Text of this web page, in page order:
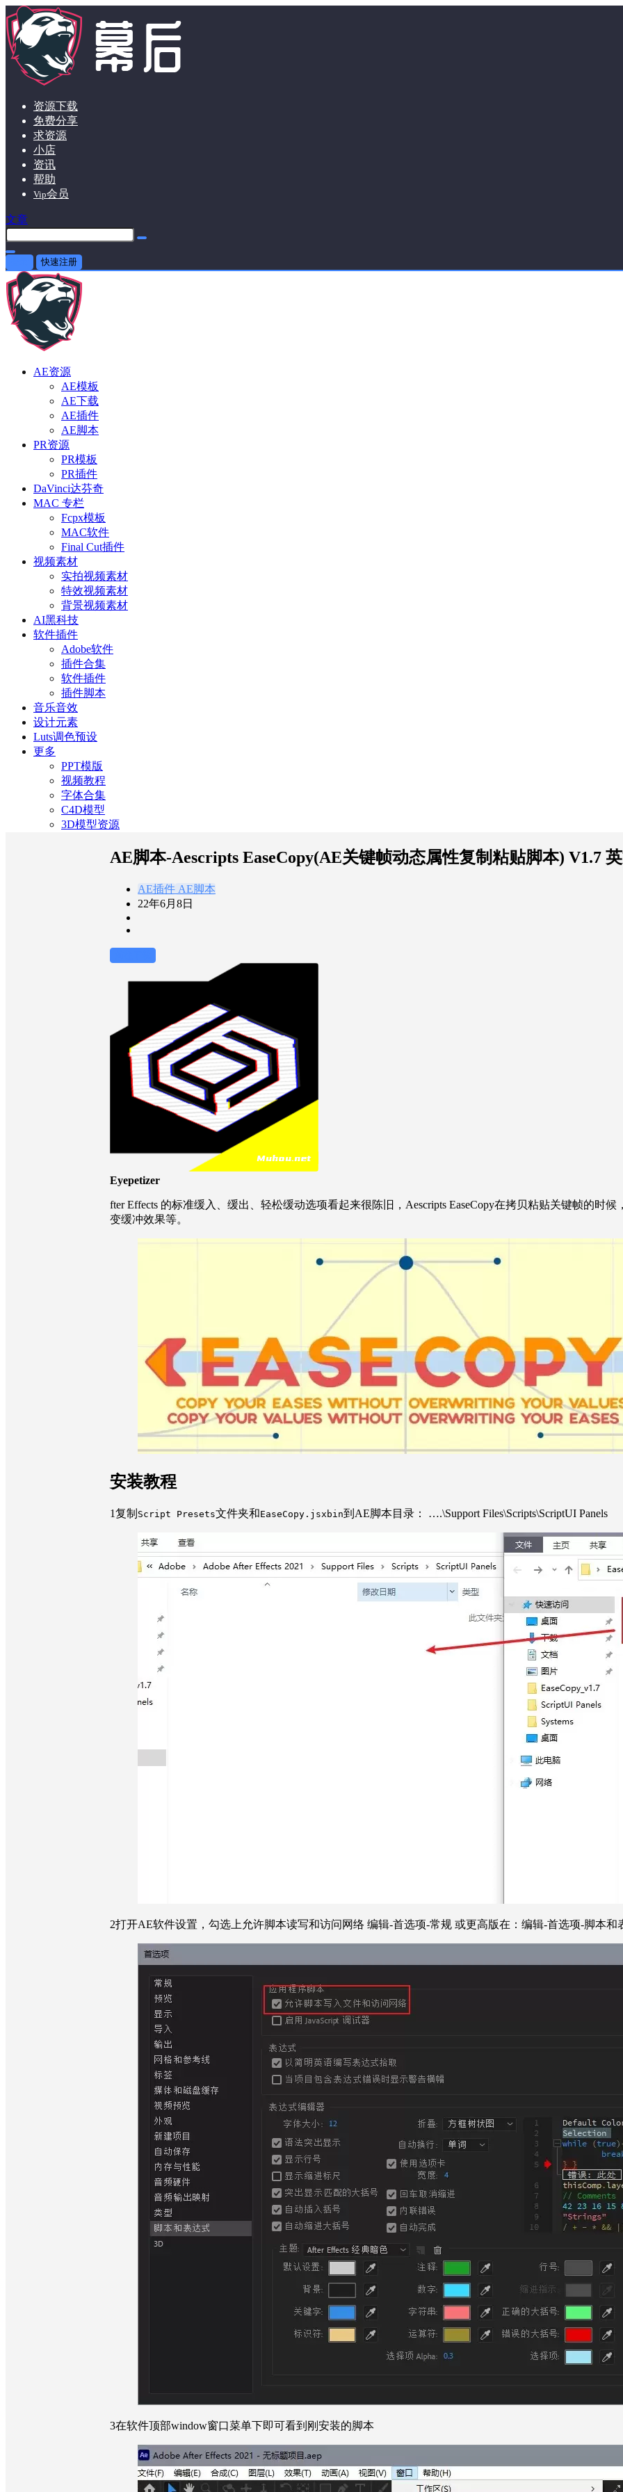
资源下载
免费分享
求资源
小店
资讯
帮助
Vip会员
文章
快速注册
AE资源
AE模板
AE下载
AE插件
AE脚本
PR资源
PR模板
PR插件
DaVinci达芬奇
MAC 专栏
Fcpx模板
MAC软件
Final Cut插件
视频素材
实拍视频素材
特效视频素材
背景视频素材
AI黑科技
软件插件
Adobe软件
插件合集
软件插件
插件脚本
音乐音效
设计元素
Luts调色预设
更多
PPT模版
视频教程
字体合集
C4D模型
3D模型资源
AE脚本-Aescripts EaseCopy(AE关键帧动态属性复制粘贴脚本) V1.7
AE插件 AE脚本
22年6月8日
Eyepetizer
fter Effects 的标准缓入、缓出、轻松缓动选项看起来很陈旧，Aescripts EaseCopy在拷贝粘贴关键帧的时
变缓冲效果等。
安装教程
1复制 Script Presets文件夹和EaseCopy.jsxbin到AE脚本目录： ….\Support Files\Scripts\ScriptUI Panels
2打开AE软件设置，勾选上允许脚本读写和访问网络 编辑-首选项-常规 或更高版在：编辑-首选项-脚本和
3在软件顶部window窗口菜单下即可看到刚安装的脚本